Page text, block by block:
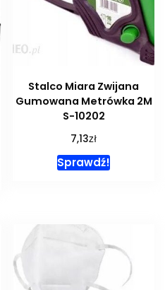
Stalco Miara Zwijana
Gumowana Metrówka 2M
S-10202
7,13zł
Sprawdź!